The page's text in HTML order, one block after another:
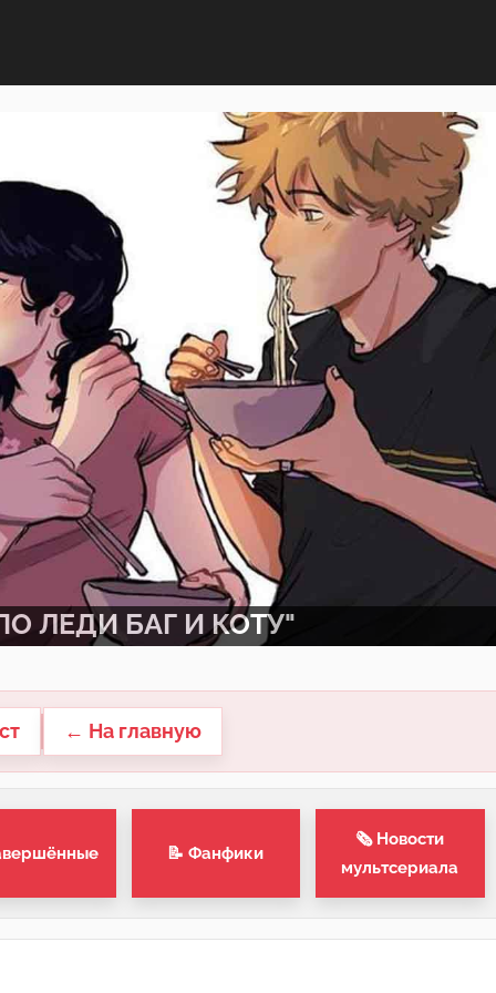
ЛЕДИ БАГ И КОТУ"
← На главную
📝 Фанфики
🗞 Новости
мультсериала